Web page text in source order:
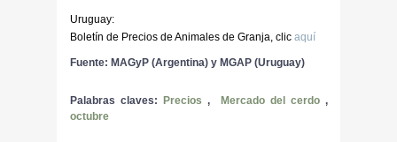
Uruguay:
Boletín de Precios de Animales de Granja, clic aquí
Fuente: MAGyP (Argentina) y MGAP (Uruguay)
Palabras claves: Precios , Mercado del cerdo ,
octubre